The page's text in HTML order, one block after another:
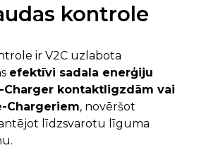
kontrole
ir V2C uzlabota
efektīvi sadala enerģiju
Charger kontaktligzdām vai
Chargeriem, novēršot
līdzsvarotu līguma